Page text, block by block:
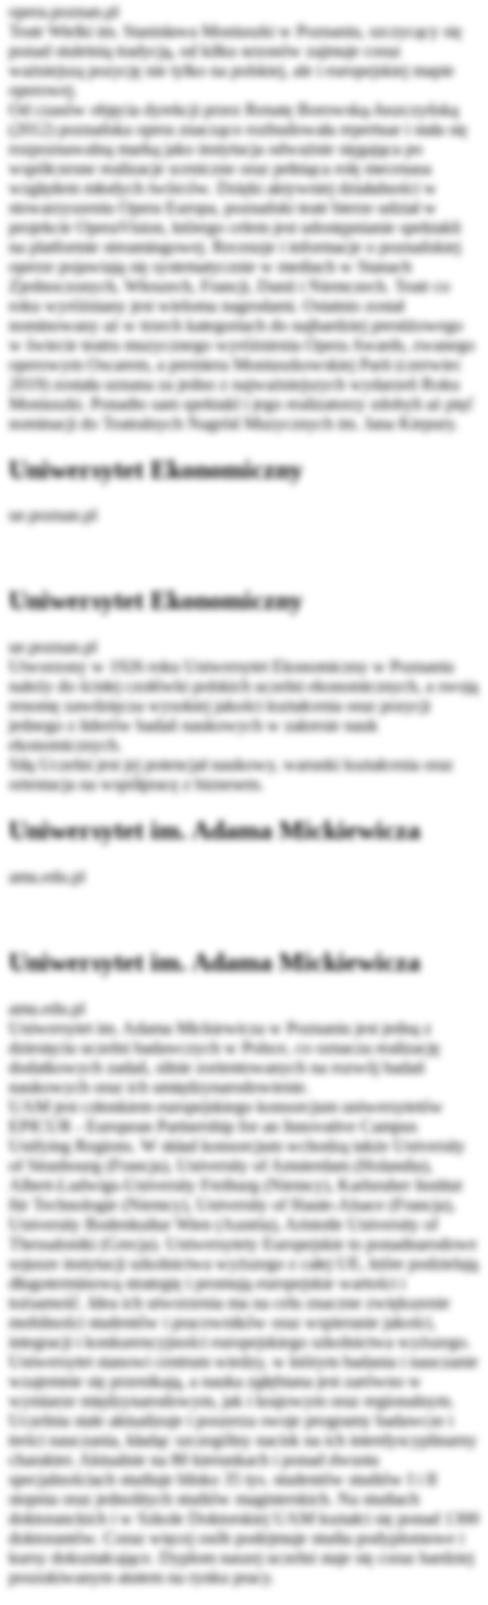
opera.poznan.pl
Teatr Wielki im. Stanisława Moniuszki w Poznaniu, szczycący się
ponad stuletnią tradycją, od kilku sezonów zajmuje coraz
ważniejszą pozycję nie tylko na polskiej, ale i europejskiej mapie
operowej.
Od czasów objęcia dyrekcji przez Renatę Borowską-Juszczyńską
(2012) poznańska opera znacząco rozbudowała repertuar i stała się
rozpoznawalną marką jako instytucja odważnie sięgająca po
współczesne realizacje sceniczne oraz pełniąca rolę mecenasa
względem młodych twórców. Dzięki aktywniej działalności w
stowarzyszeniu Opera Europa, poznański teatr bierze udział w
projekcie OperaVision, którego celem jest udostępnianie spektakli
na platformie streamingowej. Recenzje i informacje o poznańskiej
operze pojawiają się systematycznie w mediach w Stanach
Zjednoczonych, Włoszech, Francji, Danii i Niemczech. Teatr co
roku wyróżniany jest wieloma nagrodami. Ostatnio został
nominowany aż w trzech kategoriach do najbardziej prestiżowego
w świecie teatru muzycznego wyróżnienia Opera Awards, zwanego
operowym Oscarem, a premiera Moniuszkowskiej Parii (czerwiec
2019) została uznana za jedno z najważniejszych wydarzeń Roku
Moniuszki. Ponadto sam spektakl i jego realizatorzy zdobyli aż pięć
nominacji do Teatralnych Nagród Muzycznych im. Jana Kiepury.
Uniwersytet Ekonomiczny
ue.poznan.pl
Uniwersytet Ekonomiczny
ue.poznan.pl
Utworzony w 1926 roku Uniwersytet Ekonomiczny w Poznaniu
należy do ścisłej czołówki polskich uczelni ekonomicznych, a swoją
renomę zawdzięcza wysokiej jakości kształcenia oraz pozycji
jednego z liderów badań naukowych w zakresie nauk
ekonomicznych.
Siłą Uczelni jest jej potencjał naukowy, warunki kształcenia oraz
orientacja na współpracę z biznesem.
Uniwersytet im. Adama Mickiewicza
amu.edu.pl
Uniwersytet im. Adama Mickiewicza
amu.edu.pl
Uniwersytet im. Adama Mickiewicza w Poznaniu jest jedną z
dziesięciu uczelni badawczych w Polsce, co oznacza realizację
dodatkowych zadań, silnie zorientowanych na rozwój badań
naukowych oraz ich umiędzynarodowienie.
UAM jest członkiem europejskiego konsorcjum uniwersytetów
EPICUR - European Partnership for an Innovative Campus
Unifying Regions. W skład konsorcjum wchodzą także University
of Strasbourg (Francja), University of Amsterdam (Holandia),
Albert‐Ludwigs‐University Freiburg (Niemcy), Karlsruher Institut
für Technologie (Niemcy), University of Haute‐Alsace (Francja),
University Bodenkultur Wien (Austria), Aristotle University of
Thessaloniki (Grecja). Uniwersytety Europejskie to ponadnarodowe
sojusze instytucji szkolnictwa wyższego z całej UE, które podzielają
długoterminową strategię i promują europejskie wartości i
tożsamość. Idea ich utworzenia ma na celu znaczne zwiększenie
mobilności studentów i pracowników oraz wspieranie jakości,
integracji i konkurencyjności europejskiego szkolnictwa wyższego.
Uniwersytet stanowi centrum wiedzy, w którym badania i nauczanie
wzajemnie się przenikają, a nauka zgłębiana jest zarówno w
wymiarze międzynarodowym, jak i krajowym oraz regionalnym.
Uczelnia stale aktualizuje i poszerza swoje programy badawcze i
treści nauczania, kładąc szczególny nacisk na ich interdyscyplinarny
charakter. Aktualnie na 80 kierunkach i ponad dwustu
specjalnościach studiuje blisko 35 tys. studentów studiów I i II
stopnia oraz jednolitych studiów magisterskich. Na studiach
doktoranckich i w Szkole Doktorskiej UAM kształci się ponad 1300
doktorantów. Coraz więcej osób podejmuje studia podyplomowe i
kursy dokształcające. Dyplom naszej uczelni staje się coraz bardziej
poszukiwanym atutem na rynku pracy.